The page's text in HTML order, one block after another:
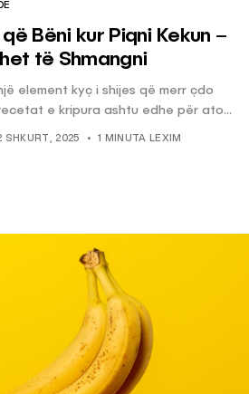
Bëni kur Piqni Kekun –
të Shmangni
element kyç i shijes që merr çdo
e kripura ashtu edhe për ato...
SHKURT, 2025 1 MINUTA LEXIM